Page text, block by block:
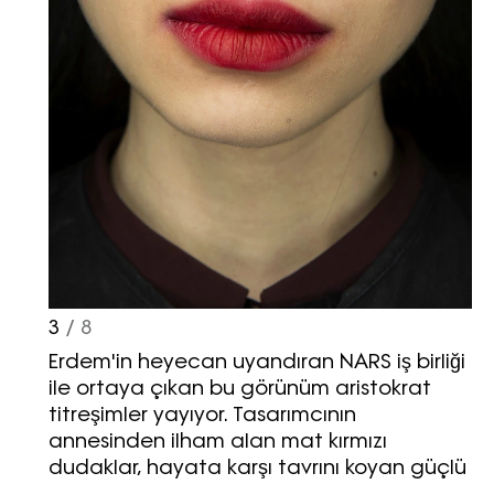
3 / 8
Erdem'in heyecan uyandıran NARS iş birliği
ile ortaya çıkan bu görünüm aristokrat
titreşimler yayıyor. Tasarımcının
annesinden ilham alan mat kırmızı
dudaklar, hayata karşı tavrını koyan güçlü